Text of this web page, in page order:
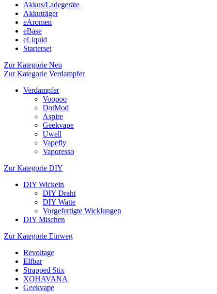
Akkus/Ladegeräte
Akkuträger
eAromen
eBase
eLiquid
Starterset
Zur Kategorie Neu
Zur Kategorie Verdampfer
Verdampfer
Voopoo
DotMod
Aspire
Geekvape
Uwell
Vapefly
Vaporesso
Zur Kategorie DIY
DIY Wickeln
DIY Draht
DIY Watte
Vorgefertigte Wicklungen
DIY Mischen
Zur Kategorie Einweg
Revoltage
Elfbar
Strapped Stix
XOHAVANA
Geekvape